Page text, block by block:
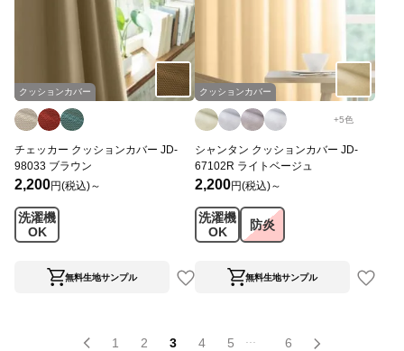
クッションカバー
チェッカー クッションカバー JD-
98033 ブラウン
2,200円(税込)～
洗濯機
OK
無料生地サンプル
クッションカバー
+5色
シャンタン クッションカバー JD-
67102R ライトベージュ
2,200円(税込)～
洗濯機
OK
防炎
無料生地サンプル
1 2 3 4 5 6